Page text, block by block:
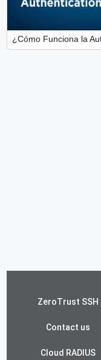
¿Cómo Funciona la
ZeroTrust SSH
Contact us
Cloud RADIUS